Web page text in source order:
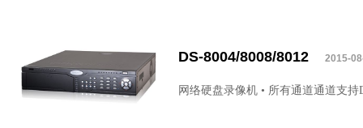
DS-8004/8008/8012 2015-
网络硬盘录像机 • 所有通道通道支